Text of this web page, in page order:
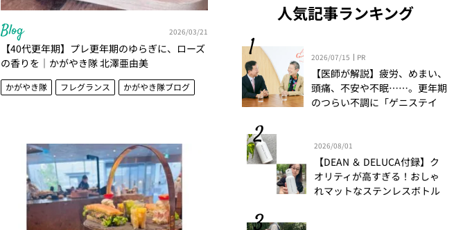
Blog 2026/03/21
【40代更年期】プレ更年期のゆらぎに、ローズ
の香りを｜かがやき隊 北澤亜由美
かがやき隊 フレグランス かがやき隊ブログ
人気記事ランキング
2026/07/15 PR
【医師が解説】疲労、めまい、
頭痛、不安や不眠……。更年期
のつらい不調に「ゲニステイ
2026/08/01
【DEAN ＆ DELUCA付録】ク
オリティが高すぎる！おしゃ
れマットなステンレスボトル